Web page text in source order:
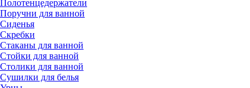
Полотенцедержатели
Поручни для ванной
Сиденья
Скребки
Стаканы для ванной
Стойки для ванной
Столики для ванной
Сушилки для белья